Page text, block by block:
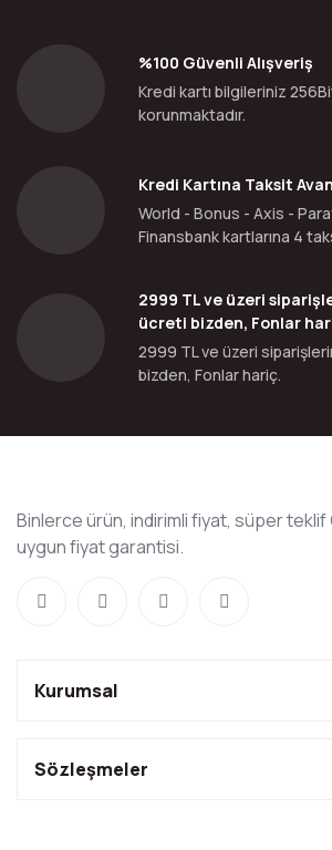
%100 Güvenli Alışveriş
Kredi kartı bilgileriniz
korunmaktadır.
Kredi Kartına Taksit
World - Bonus - Axis -
Finansbank kartlarına 4
2999 TL ve üzeri
ücreti bizden, Fonlar
2999 TL ve üzeri
bizden, Fonlar hariç.
Binlerce ürün, indirimli fiyat, süper
uygun fiyat garantisi.
Kurumsal
Sözleşmeler